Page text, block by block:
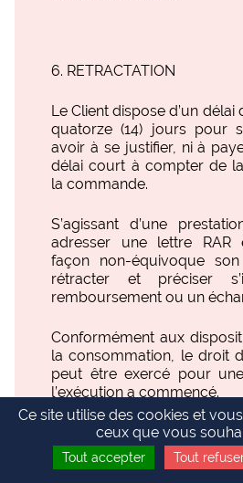
RETRACTATION
Le Client dispose d’un
quatorze (14) jours pour
avoir à se justifier, ni à
délai court à compter de
la commande.
S’agissant d’une
adresser une lettre RAR
façon non-équivoque
rétracter et préciser
remboursement ou un
Conformément aux
la consommation, le droit
peut être exercé pour
l’exécution a commencé.
Toute lettre ou colis
CYCLE en application du
du Client doit l’être à
SUMMIT CYCLE – 5 rue
Ce site utilise des cookies et
ceux que vous
Tout accepter Tout